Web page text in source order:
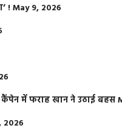
!May 9, 2026
में फराह खान ने उठाई बहस
2026